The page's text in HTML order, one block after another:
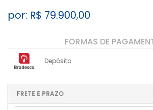
por: R$ 79.900,00
FORMAS DE
Depósito
...
FRETE E PRAZO